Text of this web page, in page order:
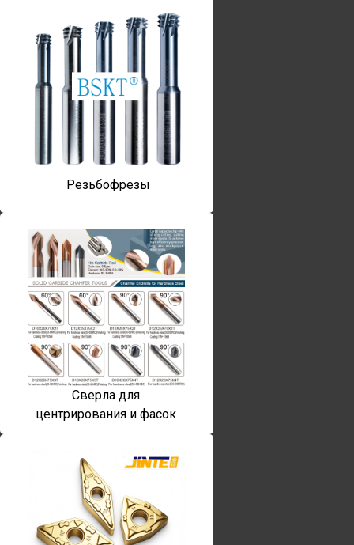
Резьбофрезы
Сверла для
центрирования и фасок